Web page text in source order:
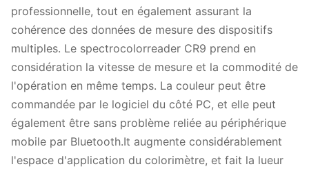
professionnelle, tout en également assurant la
cohérence des données de mesure des dispositifs
multiples. Le spectrocolorreader CR9 prend en
considération la vitesse de mesure et la commodité de
l'opération en même temps. La couleur peut être
commandée par le logiciel du côté PC, et elle peut
également être sans problème reliée au périphérique
mobile par Bluetooth.It augmente considérablement
l'espace d'application du colorimètre, et fait la lueur